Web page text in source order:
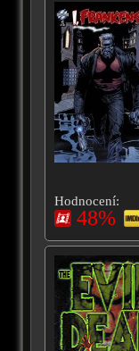
Hodnocení:
48%